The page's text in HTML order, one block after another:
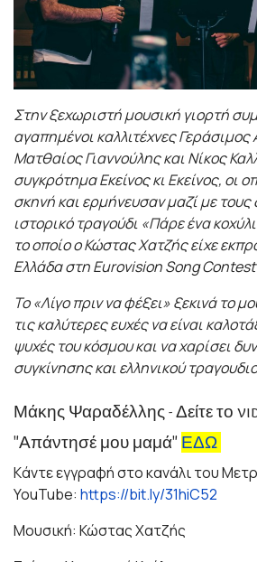
Στην ξεχωριστή μουσική γιορτή
αγαπημένοι καλλιτέχνες Γεράσιμος
Ματθαίος Γιαννούλης και Νίκος
συγκρότημα Εκείνος κι Εκείνος, οι
σκηνή και ερμήνευσαν μαζί με τους
ιστορικό τραγούδι «Πάρε ένα
το οποίο ο Κώστας Χατζής είχε
Ελλάδα στη Eurovision Song Contest
Το «Λίγο πριν να φέξει» ξεκινά το
τις καλύτερες ευχές να είναι
ψυχές του κόσμου και να χαρίσει
συγκίνησης και ελληνικού
Μάκης Ψαραδέλλης - Δείτε το
"Απάντησέ μου μαμά" ΕΔΩ
Kάντε εγγραφή στο κανάλι του
YouTube: https://bit.ly/31hiC52
Μουσική: Κώστας Χατζής